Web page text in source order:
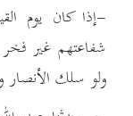
-إذا كان يوم
شفاعتهم غير
ولو سلك الأنصار